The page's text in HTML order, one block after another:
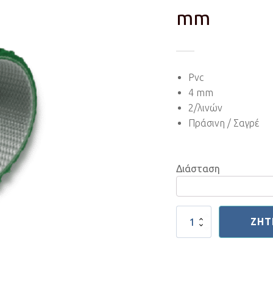
mm
Pvc
4 mm
2/λινών
Πράσινη / Σαγρέ
Διάσταση
Μεταφορική